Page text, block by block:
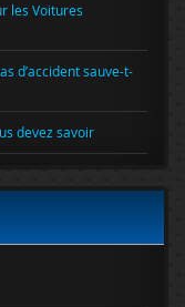
les Voitures
d’accident sauve-t-
devez savoir